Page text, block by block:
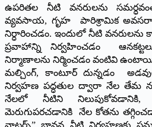
ఉపరితల నీటి వనరులను
వ్యవసాయ, గృహ పారిశ్రామిక
నిర్ధారించడం. ఇందులో నీటి వనరులను
ప్రవాహాన్ని నిర్వహించడం
నిర్మాణాలను నిర్మించడం వంటివి
మల్చింగ్, కాంటూర్ దున్నడం
నిర్వహణ పద్ధతుల ద్వారా నేల తేమ ను
నేలలో నీటిని నిలుపుకోవడానికి,
మెరుగుపరచడానికి నేల కోతను
వాటర్స్” భావన నీటి నిర్వహణకు